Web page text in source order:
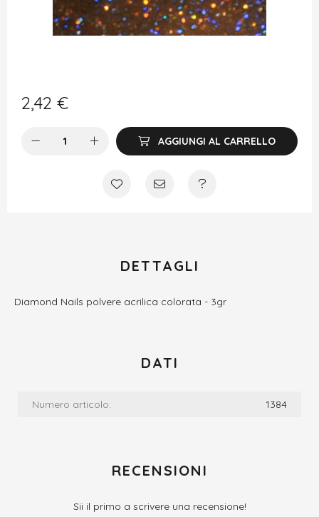
2,42 €
AGGIUNGI AL CARRELLO
DETTAGLI
Diamond Nails polvere acrilica colorata - 3gr
DATI
Numero articolo: 1384
RECENSIONI
Sii il primo a scrivere una recensione!